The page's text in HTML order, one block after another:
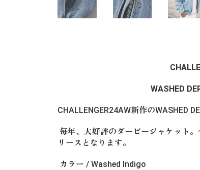
WASHED
CHALLENGER24AW新作のWASHED
毎年、大好評のダービージャケット
リースとなります。
カラー / Washed Indigo